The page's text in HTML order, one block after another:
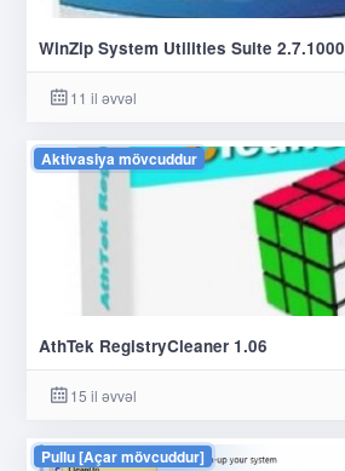
WinZip System Utilities Suite
11 il əvvəl
Aktivasiya mövcuddur
AthTek RegistryCleaner 1.06
15 il əvvəl
Pullu [Açar mövcuddur]